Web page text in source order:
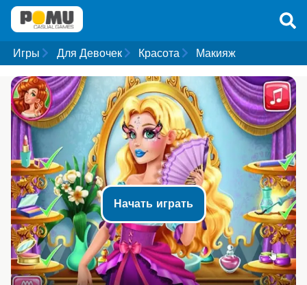
Игры Для Девочек Красота Макияж
Начать играть